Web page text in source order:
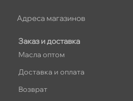
Заказ и доставка
Масла оптом
Доставка и оплата
озврат
Адреса магазино